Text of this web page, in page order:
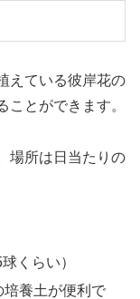
えている彼岸花の
ことができます。
場所は日当たりの
くらい）
培養土が便利で